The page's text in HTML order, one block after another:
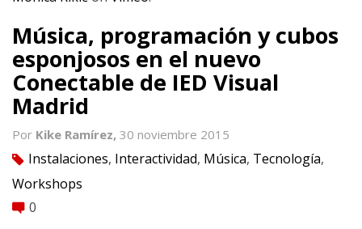
Música, programación y cubos
esponjosos en el nuevo
Conectable de IED Visual
Madrid
Por Kike Ramírez, 30 noviembre 2015
tag Instalaciones, Interactividad, Música, Tecnología,
Workshops
comment 0